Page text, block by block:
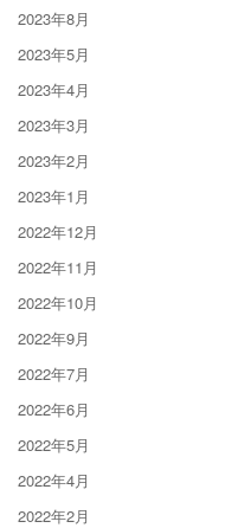
2023年8月
2023年5月
2023年4月
2023年3月
2023年2月
2023年1月
2022年12月
2022年11月
2022年10月
2022年9月
2022年7月
2022年6月
2022年5月
2022年4月
2022年2月